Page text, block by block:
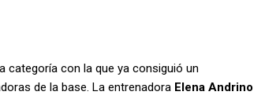
categoría con la que ya consiguió un
de la base. La entrenadora Elena Andrino